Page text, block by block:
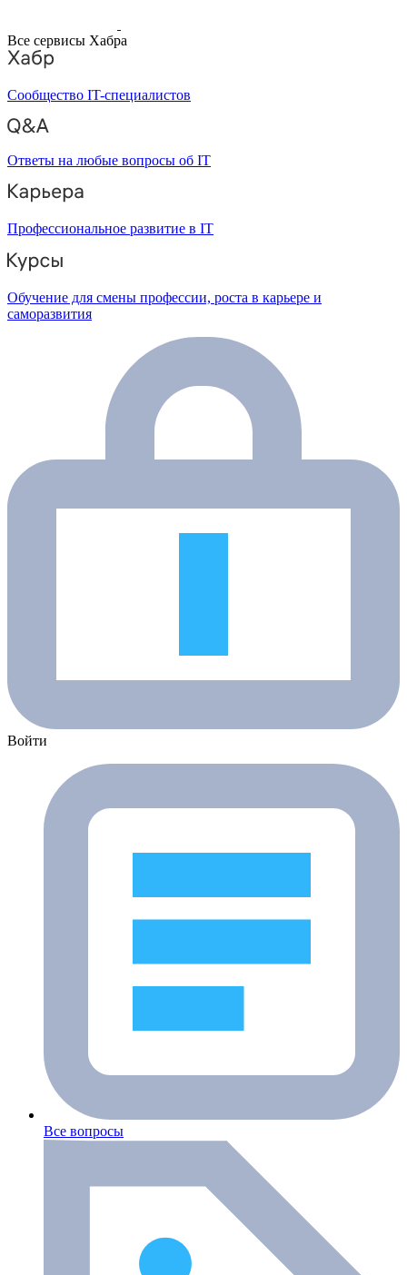
Все сервисы Хабра
Сообщество IT-специалистов
Ответы на любые вопросы об IT
Профессиональное развитие в IT
Обучение для смены профессии, роста в карьере и
саморазвития
Войти
Все вопросы